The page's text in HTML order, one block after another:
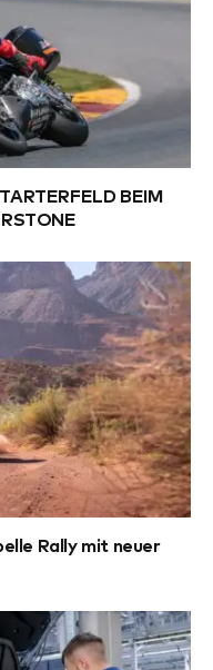
BEIM
Rally mit neuer